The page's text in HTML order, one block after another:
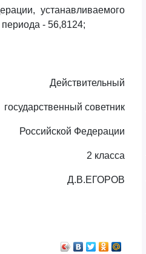
устанавливаемого
- 56,8124;
Действительный
государственный советник
Российской Федерации
2 класса
Д.В.ЕГОРОВ